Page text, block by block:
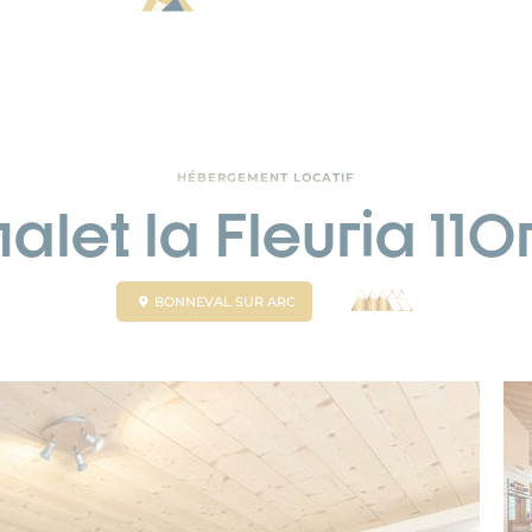
HÉBERGEMENT LOCATIF
la Fleuria
BONNEVAL SUR ARC